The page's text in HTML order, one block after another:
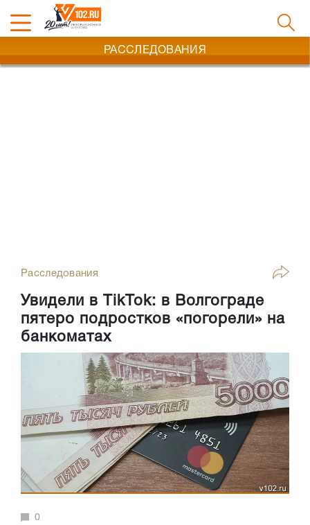
РАССЛЕДОВАНИЯ
Расследования
Увидели в TikTok: в Волгограде
пятеро подростков «погорели» на
банкоматах
0